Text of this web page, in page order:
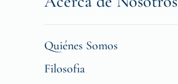
Quiénes Somos
Filosofia